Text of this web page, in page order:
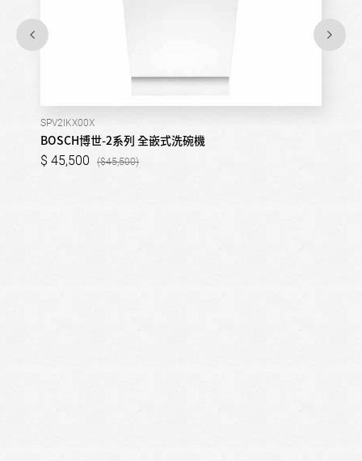
SPV2IKX00X
BOSCH博世-2系列 全嵌式洗碗機
45,500 45,500